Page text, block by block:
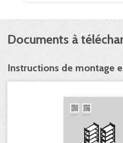
Documents à
Instructions de montage